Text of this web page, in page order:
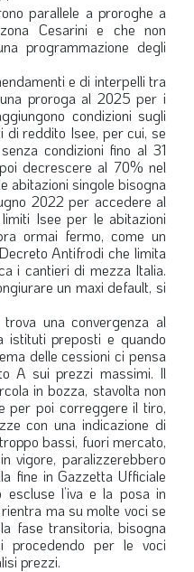
parallele a proroghe a
Cesarini e che non
programmazione degli
e di interpelli tra
proroga al 2025 per i
condizioni sugli
di reddito Isee, per cui, se
condizioni fino al 31
decrescere al 70% nel
abitazioni singole bisogna
2022 per accedere al
Isee per le abitazioni
ormai fermo, come un
Antifrodi che limita
i cantieri di mezza Italia.
un maxi default, si
una convergenza al
preposti e quando
delle cessioni ci pensa
A sui prezzi massimi. Il
in bozza, stavolta non
per poi correggere il tiro,
con una indicazione di
bassi, fuori mercato,
vigore, paralizzerebbero
fine in Gazzetta Ufficiale
l’iva e la posa in
ma su molte voci se
fase transitoria, bisogna
procedendo per le voci
prezzi.